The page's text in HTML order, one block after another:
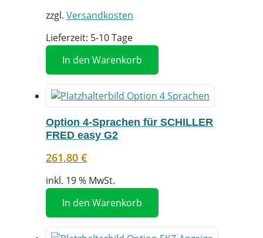
zzgl. Versandkosten
Lieferzeit: 5-10 Tage
In den Warenkorb
Option 4-Sprachen für SCHILLER
FRED easy G2
261,80 €
inkl. 19 % MwSt.
In den Warenkorb